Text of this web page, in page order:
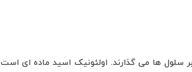
سلول ها می گذارند. اولئونیک اسید ماده ای